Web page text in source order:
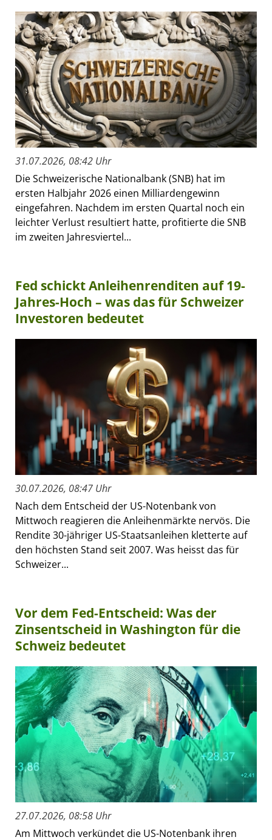
31.07.2026, 08:42 Uhr
Die Schweizerische Nationalbank (SNB) hat im
ersten Halbjahr 2026 einen Milliardengewinn
eingefahren. Nachdem im ersten Quartal noch ein
leichter Verlust resultiert hatte, profitierte die SNB
im zweiten Jahresviertel...
Fed schickt Anleihenrenditen auf 19-
Jahres-Hoch – was das für Schweizer
Investoren bedeutet
30.07.2026, 08:47 Uhr
Nach dem Entscheid der US-Notenbank von
Mittwoch reagieren die Anleihenmärkte nervös. Die
Rendite 30-jähriger US-Staatsanleihen kletterte auf
den höchsten Stand seit 2007. Was heisst das für
Schweizer...
Vor dem Fed-Entscheid: Was der
Zinsentscheid in Washington für die
Schweiz bedeutet
27.07.2026, 08:58 Uhr
Am Mittwoch verkündet die US-Notenbank ihren